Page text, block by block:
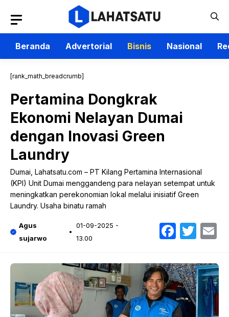
isi
Beranda
Advertorial Bisnis Nasional
[rank_math_breadcrumb]
Pertamina Dongkrak
Ekonomi Nelayan Dumai
dengan Inovasi Green
Laundry
Dumai, Lahatsatu.com – PT Kilang Pertamina Internasional
(KPI) Unit Dumai menggandeng para nelayan setempat untuk
meningkatkan perekonomian lokal melalui inisiatif Green
Laundry. Usaha binatu ramah
Agus
sujarwo
01-09-2025 -
13.00